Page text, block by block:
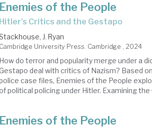
Enemies of the People
Hitler's Critics and the Gestapo
Stackhouse, J. Ryan
Cambridge University Press. Cambridge , 2024
How do terror and popularity merge under a
deal with critics of Nazism? Based
case files, Enemies of the People
of political policing under Hitler. Examining the
Enemies of the People